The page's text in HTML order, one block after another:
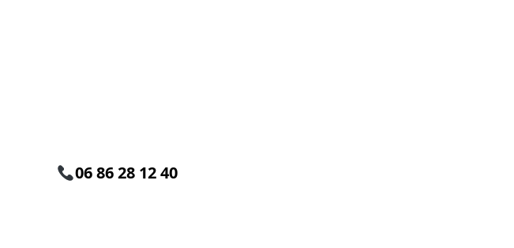
06 86 28 12 40